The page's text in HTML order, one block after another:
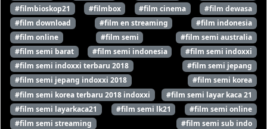
#filmbioskop21
#filmbox #film cinema
#film dewasa
#film download
#film en streaming
#film indonesia
#film online
#film semi
#film semi australia
#film semi barat
#film semi indonesia
#film semi indoxxi
#film semi indoxxi terbaru 2018
#film semi jepang
#film semi jepang indoxxi 2018
#film semi korea
#film semi korea terbaru 2018 indoxxi
#film semi layar kaca 21
#film semi layarkaca21
#film semi lk21
#film semi online
#film semi streaming
#film semi sub indo